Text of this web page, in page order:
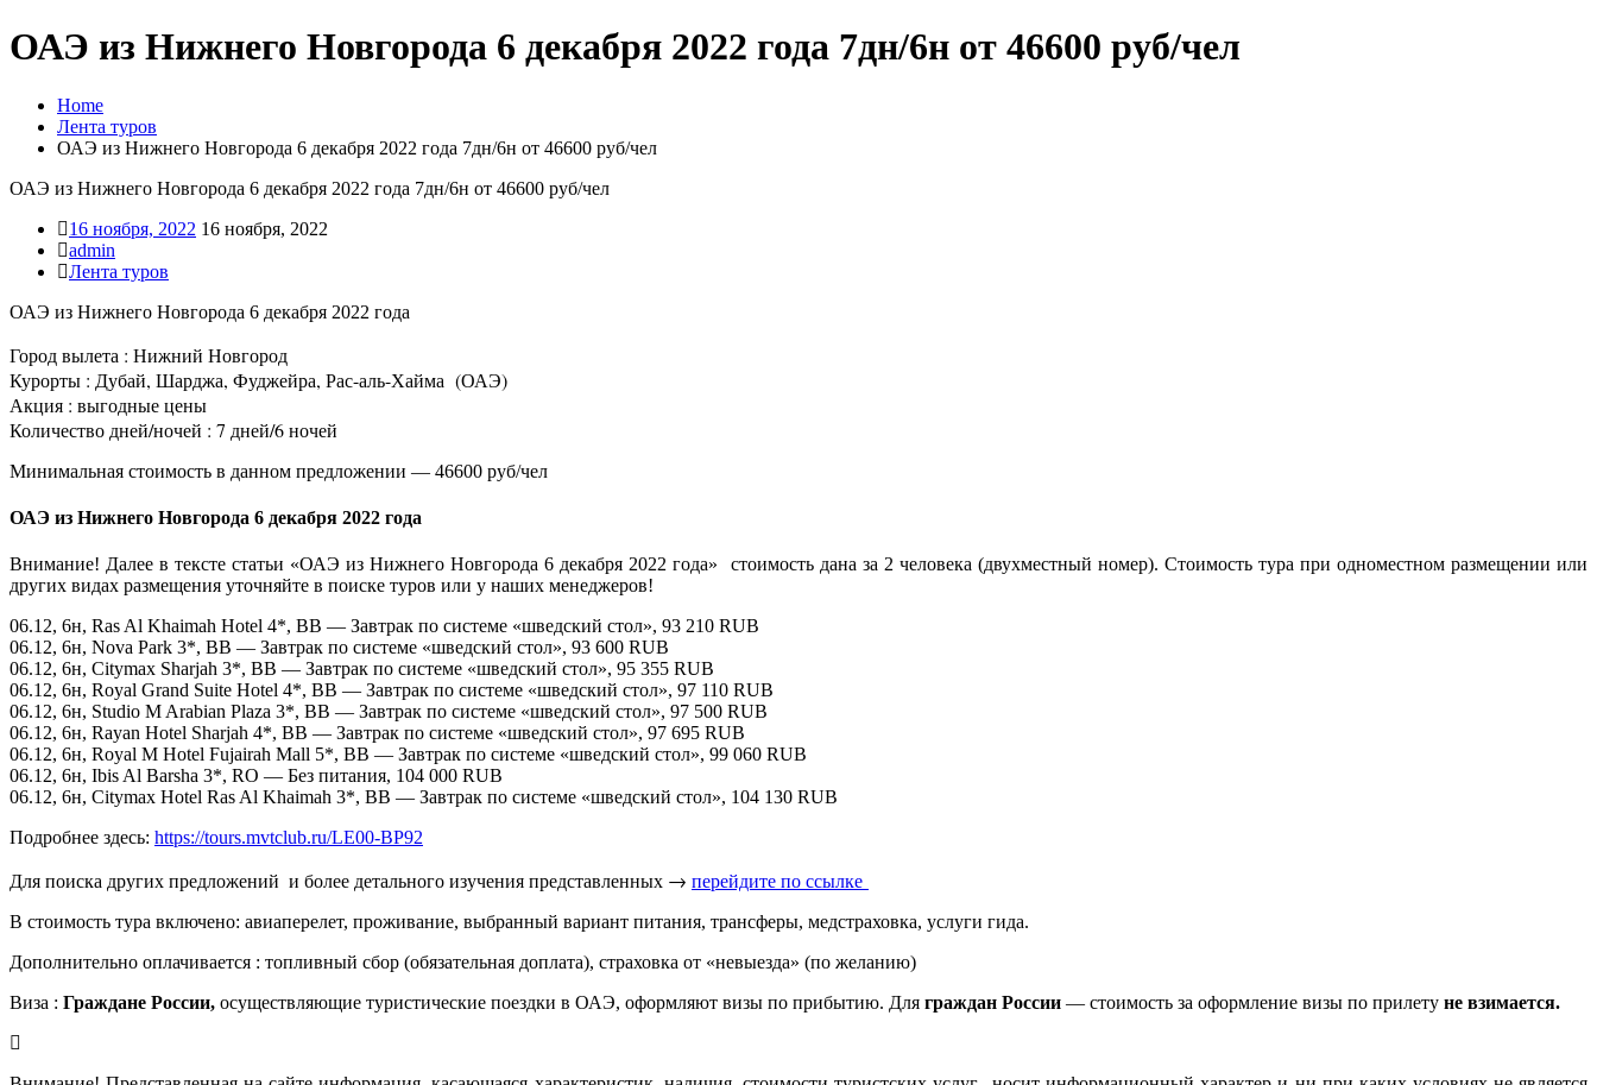
ОАЭ из Нижнего Новгорода 6 декабря 2022 года 7дн/6н от 46600 руб/чел
Home
Лента туров
ОАЭ из Нижнего Новгорода 6 декабря 2022 года 7дн/6н от 46600 руб/чел
ОАЭ из Нижнего Новгорода 6 декабря 2022 года 7дн/6н от 46600 руб/чел
16 ноября, 2022 16 ноября, 2022
admin
Лента туров
ОАЭ из Нижнего Новгорода 6 декабря 2022 года
Город вылета : Нижний Новгород
Курорты : Дубай, Шарджа, Фуджейра, Рас-аль-Хайма (ОАЭ)
Акция : выгодные цены
Количество дней/ночей : 7 дней/6 ночей
Минимальная стоимость в данном предложении — 46600 руб/чел
ОАЭ из Нижнего Новгорода 6 декабря 2022 года
Внимание! Далее в тексте статьи «ОАЭ из Нижнего Новгорода 6 декабря 2022 года» стоимость дана за 2 человека (двухместный номер). Стоимость тура при одноместном размещении или
других видах размещения уточняйте в поиске туров или у наших менеджеров!
06.12, 6н, Ras Al Khaimah Hotel 4*, BB — Завтрак по системе «шведский стол», 93 210 RUB
06.12, 6н, Nova Park 3*, BB — Завтрак по системе «шведский стол», 93 600 RUB
06.12, 6н, Citymax Sharjah 3*, BB — Завтрак по системе «шведский стол», 95 355 RUB
06.12, 6н, Royal Grand Suite Hotel 4*, BB — Завтрак по системе «шведский стол», 97 110 RUB
06.12, 6н, Studio M Arabian Plaza 3*, BB — Завтрак по системе «шведский стол», 97 500 RUB
06.12, 6н, Rayan Hotel Sharjah 4*, BB — Завтрак по системе «шведский стол», 97 695 RUB
06.12, 6н, Royal M Hotel Fujairah Mall 5*, BB — Завтрак по системе «шведский стол», 99 060 RUB
06.12, 6н, Ibis Al Barsha 3*, RO — Без питания, 104 000 RUB
06.12, 6н, Citymax Hotel Ras Al Khaimah 3*, BB — Завтрак по системе «шведский стол», 104 130 RUB
Подробнее здесь: https://tours.mvtclub.ru/LE00-BP92
Для поиска других предложений  и более детального изучения представленных → перейдите по ссылке
В стоимость тура включено: авиаперелет, проживание, выбранный вариант питания, трансферы, медстраховка, услуги гида.
Дополнительно оплачивается : топливный сбор (обязательная доплата), страховка от «невыезда» (по желанию)
Виза : Граждане России, осуществляющие туристические поездки в ОАЭ, оформляют визы по прибытию. Для граждан России — стоимость за оформление визы по прилету не взимается.